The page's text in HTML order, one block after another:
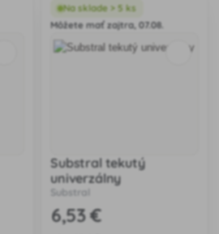
kvitnutie a silný rast bez rizika
prehnojenia, vďaka
Na sklade > 5 ks
Môžete mať zajtra, 07.08.
Substral tekutý
univerzálny
Substral
6,53 €